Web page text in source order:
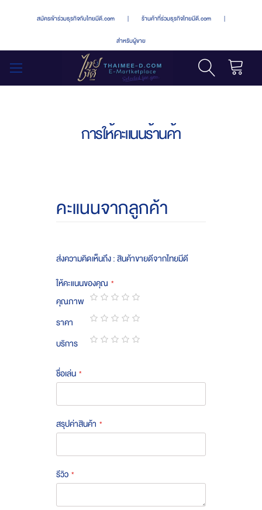
สมัครเข้าร่วมธุรกิจกับไทยมีดี.com | ร้านค้าที่ร่วมธุรกิจไทยมีดี.com |
สำหรับผู้ขาย
การให้คะแนนร้านค้า
คะแนนจากลูกค้า
ส่งความคิดเห็นถึง : สินค้าขายดีจากไทยมีดี
ให้คะแนนของคุณ
คุณภาพ
1
star
2
stars
3
stars
4
stars
5
stars
ราคา
1
star
2
stars
3
stars
4
stars
5
stars
บริการ
ชื่อเล่น
สรุปค่าสินค้า
รีวิว